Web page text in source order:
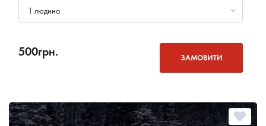
1 людина
500грн. ЗАМОВИТИ